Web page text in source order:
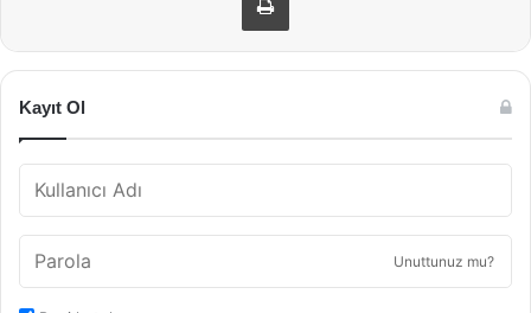
Kayıt Ol
Unuttunuz mu?